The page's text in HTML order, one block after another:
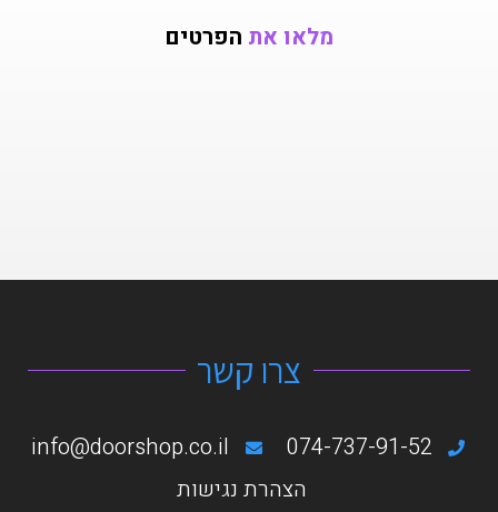
מלאו את הפרטים
צרו קשר
074-737-91-52
info@doorshop.co.il
הצהרת נגישות